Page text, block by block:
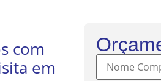
com
em